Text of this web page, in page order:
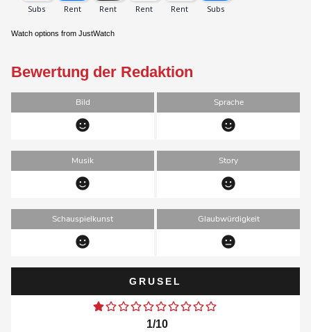
Watch options from JustWatch
Bewertung der Redaktion
Bild Sprache
Musik Story
Schauspielkunst Glaubwürdigkeit
GRUSEL
1/10